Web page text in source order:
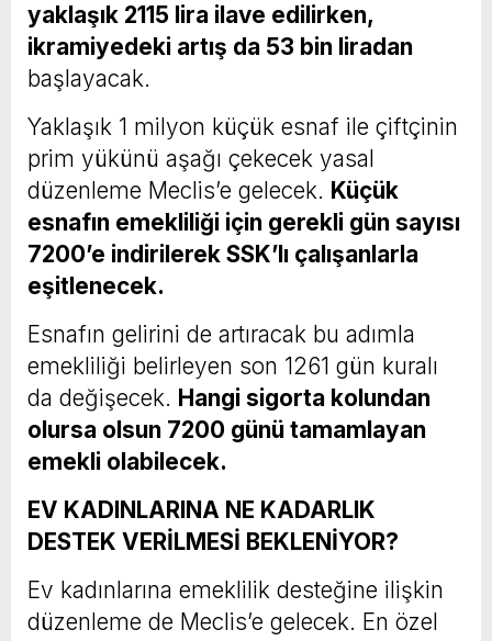
yaklaşık 2115 lira ilave edilirken,
ikramiyedeki artış da 53 bin liradan
başlayacak.
Yaklaşık 1 milyon küçük esnaf ile çiftçinin
prim yükünü aşağı çekecek yasal
düzenleme Meclis’e gelecek. Küçük
esnafın emekliliği için gerekli gün sayısı
7200’e indirilerek SSK’lı çalışanlarla
eşitlenecek.
Esnafın gelirini de artıracak bu adımla
emekliliği belirleyen son 1261 gün kuralı
da değişecek. Hangi sigorta kolundan
olursa olsun 7200 günü tamamlayan
emekli olabilecek.
EV KADINLARINA NE KADARLIK
DESTEK VERİLMESİ BEKLENİYOR?
Ev kadınlarına emeklilik desteğine ilişkin
düzenleme de Meclis’e gelecek. En özel